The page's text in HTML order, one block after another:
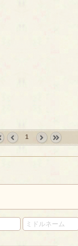
1